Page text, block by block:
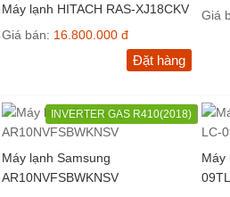
Máy lạnh HITACH RAS-XJ18CKV
Giá bán: 16.800.000 đ
Đặt hàng
Giá
INVERTER GAS R410(2018)
Máy lạnh Samsung
AR10NVFSBWKNSV
Máy